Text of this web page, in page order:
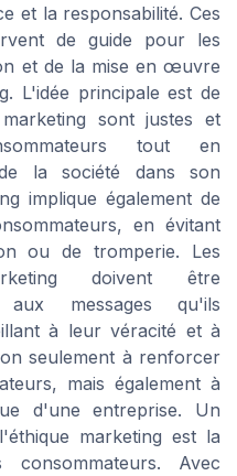
et la responsabilité. Ces
de guide pour les
et de la mise en œuvre
L'idée principale est de
sont justes et
tout en
la société dans son
implique également de
en évitant
ou de tromperie. Les
doivent être
aux messages qu'ils
à leur véracité et à
seulement à renforcer
mais également à
d'une entreprise. Un
marketing est la
Avec